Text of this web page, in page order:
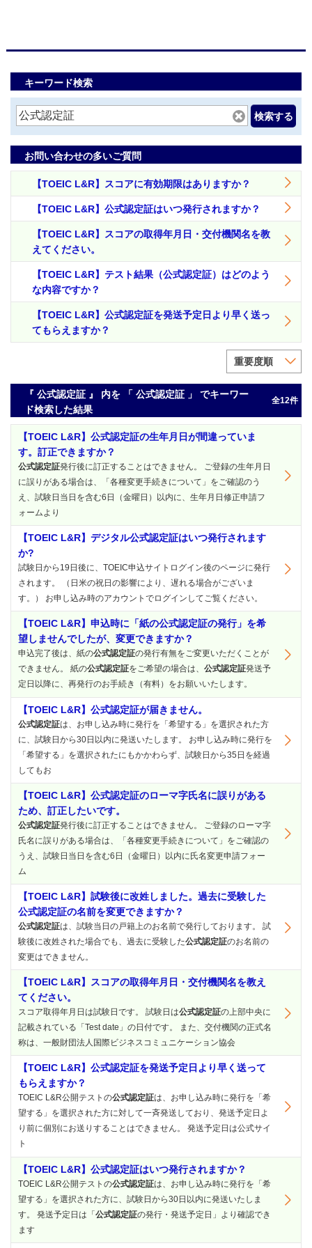
キーワード検索
検索する
お問い合わせの多いご質問
【TOEIC L&R】スコアに有効期限はありますか？
【TOEIC L&R】公式認定証はいつ発行されますか？
【TOEIC L&R】スコアの取得年月日・交付機関名を教
えてください。
【TOEIC L&R】テスト結果（公式認定証）はどのよう
な内容ですか？
【TOEIC L&R】公式認定証を発送予定日より早く送っ
てもらえますか？
重要度順
『 公式認定証 』 内を 「 公式認定証 」 でキーワー
ド検索した結果
全12件
【TOEIC L&R】公式認定証の生年月日が間違っていま
す。訂正できますか？
公式認定証発行後に訂正することはできません。 ご登録の生年月日
に誤りがある場合は、「各種変更手続きについて」をご確認のう
え、試験日当日を含む6日（金曜日）以内に、生年月日修正申請フ
ォームより
【TOEIC L&R】デジタル公式認定証はいつ発行されます
か?
試験日から19日後に、TOEIC申込サイトログイン後のページに発行
されます。 （日米の祝日の影響により、遅れる場合がございま
す。） お申し込み時のアカウントでログインしてご覧ください。
【TOEIC L&R】申込時に「紙の公式認定証の発行」を希
望しませんでしたが、変更できますか？
申込完了後は、紙の公式認定証の発行有無をご変更いただくことが
できません。 紙の公式認定証をご希望の場合は、 公式認定証発送予
定日以降に、再発行のお手続き（有料）をお願いいたします。
【TOEIC L&R】公式認定証が届きません。
公式認定証は、お申し込み時に発行を「希望する」を選択された方
に、試験日から30日以内に発送いたします。 お申し込み時に発行を
「希望する」を選択されたにもかかわらず、試験日から35日を経過
してもお
【TOEIC L&R】公式認定証のローマ字氏名に誤りがある
ため、訂正したいです。
公式認定証発行後に訂正することはできません。 ご登録のローマ字
氏名に誤りがある場合は、「各種変更手続きについて」をご確認の
うえ、試験日当日を含む6日（金曜日）以内に氏名変更申請フォー
ム
【TOEIC L&R】試験後に改姓しました。過去に受験した
公式認定証の名前を変更できますか？
公式認定証は、試験当日の戸籍上のお名前で発行しております。 試
験後に改姓された場合でも、過去に受験した公式認定証のお名前の
変更はできません。
【TOEIC L&R】スコアの取得年月日・交付機関名を教え
てください。
スコア取得年月日は試験日です。 試験日は公式認定証の上部中央に
記載されている「Test date」の日付です。 また、交付機関の正式名
称は、一般財団法人国際ビジネスコミュニケーション協会
【TOEIC L&R】公式認定証を発送予定日より早く送って
もらえますか？
TOEIC L&R公開テストの公式認定証は、お申し込み時に発行を「希
望する」を選択された方に対して一斉発送しており、発送予定日よ
り前に個別にお送りすることはできません。 発送予定日は公式サイ
ト
【TOEIC L&R】公式認定証はいつ発行されますか？
TOEIC L&R公開テストの公式認定証は、お申し込み時に発行を「希
望する」を選択された方に、試験日から30日以内に発送いたしま
す。 発送予定日は「公式認定証の発行・発送予定日」より確認でき
ます